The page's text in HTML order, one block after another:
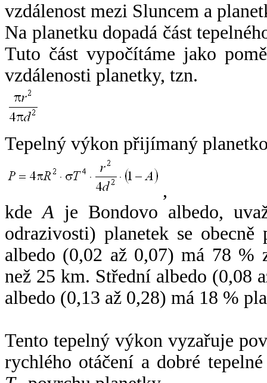
vzdálenost mezi Sluncem a
Na planetku dopadá část
Tuto část vypočítáme jako
vzdálenosti planetky, tzn.
Tepelný výkon přijímaný
,
kdeA je Bondovo albedo,
odrazivosti) planetek se
albedo (0,02 až 0,07) má 78 %
než 25 km. Střední albedo (0,08
albedo (0,13 až 0,28) má 18 %
Tento tepelný výkon vyzařuje
rychlého otáčení a dobré